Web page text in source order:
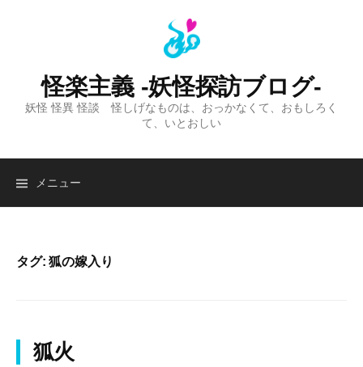
怪楽主義 -妖怪探訪ブログ-
妖怪 怪異 怪談 怪しげなものは、おっかなくて、おもしろく
て、いとおしい
メニュー
タグ:狐の嫁入り
狐火